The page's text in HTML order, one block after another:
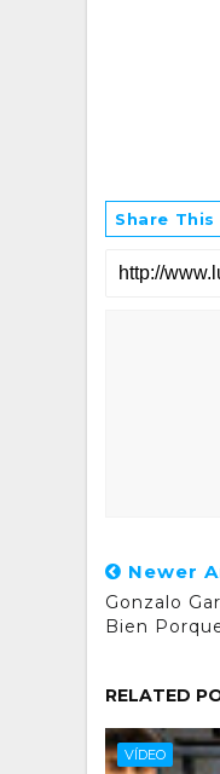
Share This
Newer
Gonzalo
Bien
RELATED
VÍDEO